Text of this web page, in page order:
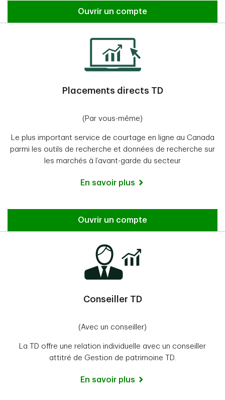
Ouvrir un compte
Placements directs TD
(Par vous-même)
Le plus important service de courtage en ligne au Canada
parmi les outils de recherche et données de recherche sur
les marchés à l’avant-garde du secteur
En savoir plus
Ouvrir un compte
Conseiller TD
(Avec un conseiller)
La TD offre une relation individuelle avec un conseiller
attitré de Gestion de patrimoine TD.
En savoir plus